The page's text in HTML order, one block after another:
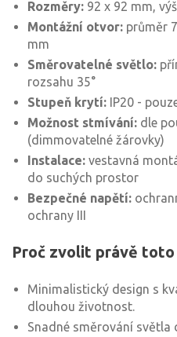
Rozměry: 92 x 92 mm,
Montážní otvor: průměr
mm
Směrovatelné světlo:
rozsahu 35°
Stupeň krytí: IP20 -
Možnost stmívání: dle
(dimmovatelné žárovky)
Instalace: vestavná
do suchých prostor
Bezpečné napětí:
ochrany III
Proč zvolit právě
Minimalistický design s
dlouhou životnost.
Snadné směrování